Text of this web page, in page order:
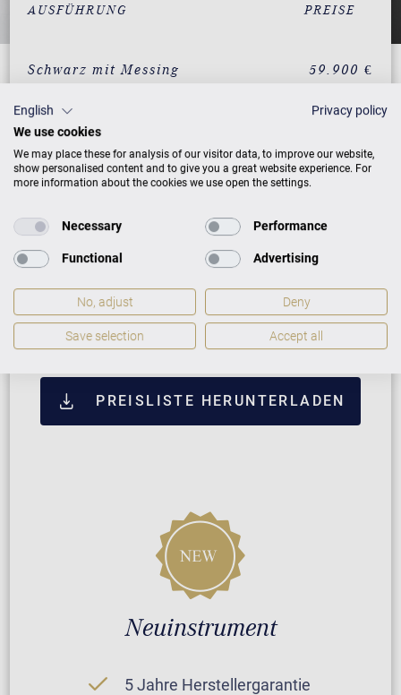
AUSFÜHRUNG PREISE
Schwarz mit Messing 59.900 €
Weiß mit Messing 62.900 €
Nussbaum mit Messing
Mahagoni mit Messing 66.900 €
Klassik Weiß mit Messing
ZUSATZLEISTUNGEN FÜR C. BECHSTEIN
ACADEMY ACADEMY A 190
PREISLISTE HERUNTERLADEN
Neuinstrument
5 Jahre Herstellergarantie
English
Privacy policy
We use cookies
We may place these for analysis of our visitor data, to improve our website,
show personalised content and to give you a great website experience. For
more information about the cookies we use open the settings.
Necessary Performance
Functional Advertising
No, adjust Deny
Save selection Accept all